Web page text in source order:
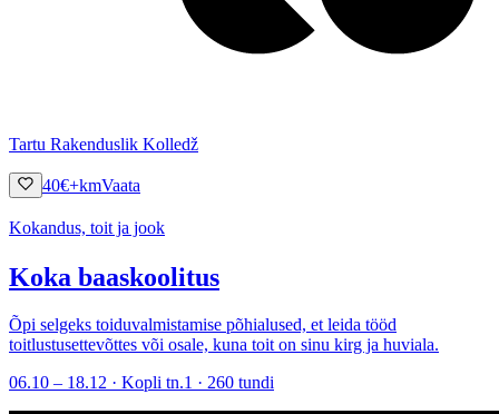
Tartu Rakenduslik Kolledž
40€+kmVaata
Kokandus, toit ja jook
Koka baaskoolitus
Õpi selgeks toiduvalmistamise põhialused, et leida tööd
toitlustusettevõttes või osale, kuna toit on sinu kirg ja huviala.
06.10 – 18.12 · Kopli tn.1 · 260 tundi